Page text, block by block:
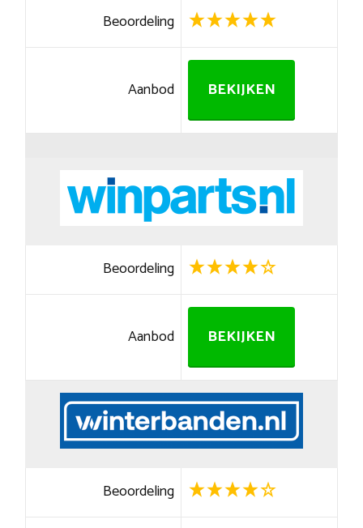
Beoordeling
Aanbod BEKIJKEN
Beoordeling
Aanbod BEKIJKEN
Beoordeling